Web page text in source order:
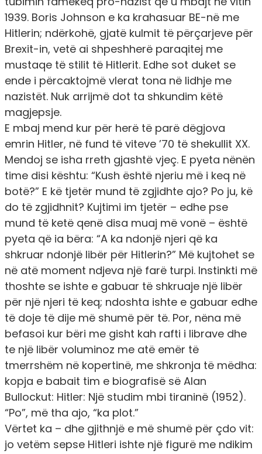
1939. Boris Johnson e ka krahasuar BE-në me
Hitlerin; ndërkohë, gjatë kulmit të përçarjeve për
Brexit-in, vetë ai shpeshherë paraqitej me
mustaqe të stilit të Hitlerit. Edhe sot duket se
ende i përcaktojmë vlerat tona në lidhje me
nazistët. Nuk arrijmë dot ta shkundim këtë
magjepsje.
E mbaj mend kur për herë të parë dëgjova
emrin Hitler, në fund të viteve ’70 të shekullit XX.
Mendoj se isha rreth gjashtë vjeç. E pyeta nënën
time disi kështu: “Kush është njeriu më i keq në
botë?” E kë tjetër mund të zgjidhte ajo? Po ju, kë
do të zgjidhnit? Kujtimi im tjetër – edhe pse
mund të ketë qenë disa muaj më vonë – është
pyeta që ia bëra: “A ka ndonjë njeri që ka
shkruar ndonjë libër për Hitlerin?” Më kujtohet se
në atë moment ndjeva një farë turpi. Instinkti më
thoshte se ishte e gabuar të shkruaje një libër
për një njeri të keq; ndoshta ishte e gabuar edhe
të doje të dije më shumë për të. Por, nëna më
befasoi kur bëri me gisht kah rafti i librave dhe
te një libër voluminoz me atë emër të
tmerrshëm në kopertinë, me shkronja të mëdha:
kopja e babait tim e biografisë së Alan
Bullockut: Hitler: Një studim mbi tiraninë (1952).
“Po”, më tha ajo, “ka plot.”
Vërtet ka – dhe gjithnjë e më shumë për çdo vit:
jo vetëm sepse Hitleri ishte një figurë me ndikim